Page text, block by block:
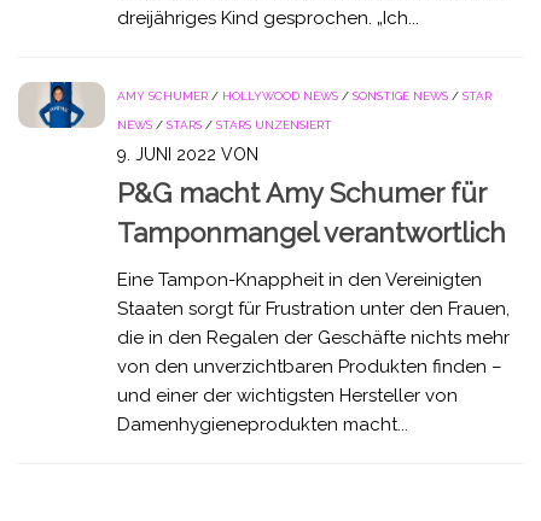
dreijähriges Kind gesprochen. „Ich...
AMY SCHUMER / HOLLYWOOD NEWS / SONSTIGE NEWS / STAR
NEWS / STARS / STARS UNZENSIERT
9. JUNI 2022 VON
P&G macht Amy Schumer für
Tamponmangel verantwortlich
Eine Tampon-Knappheit in den Vereinigten
Staaten sorgt für Frustration unter den Frauen,
die in den Regalen der Geschäfte nichts mehr
von den unverzichtbaren Produkten finden –
und einer der wichtigsten Hersteller von
Damenhygieneprodukten macht...